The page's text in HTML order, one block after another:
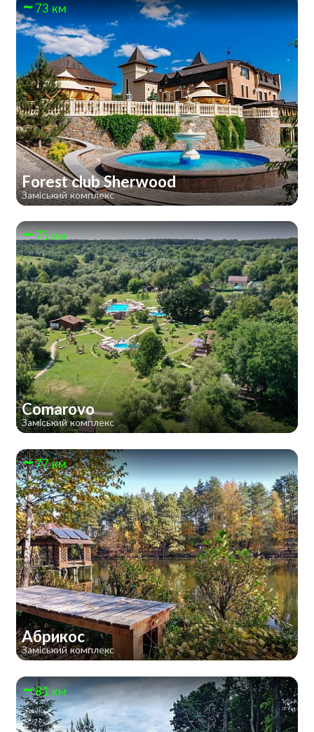
73 км
Forest club Sherwood
Заміський комплекс
75 км
Comarovo
Заміський комплекс
77 км
Абрикос
Заміський комплекс
81 км